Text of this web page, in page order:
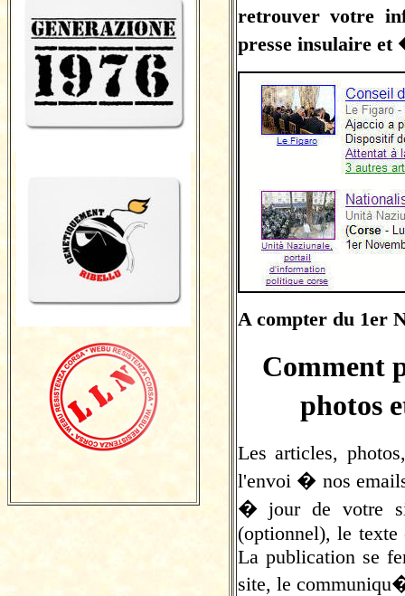
retrouver votre
presse insulaire
A compter du 1er
Comment
photos
Les articles,
l'envoi � nos
� jour de votre
(optionnel), le texte
La publication se
site, le